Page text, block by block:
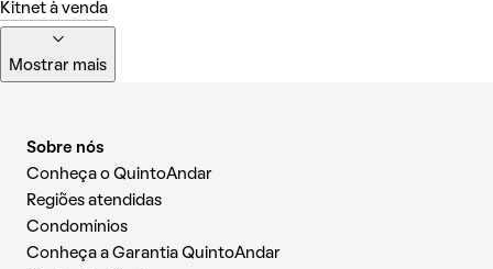
Kitnet à venda
Mostrar mais
Sobre nós
Conheça o QuintoAndar
Regiões atendidas
Condomínios
Conheça a Garantia QuintoAndar